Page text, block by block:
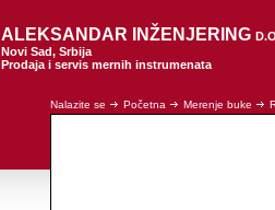
ALEKSANDAR INŽENJERING
Novi Sad, Srbija
Prodaja i servis mernih instrumenata
Nalazite se Početna Merenje buke